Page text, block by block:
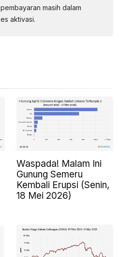
masih dalam
aktivasi.
Waspada! Malam Ini
Gunung Semeru
Kembali Erupsi (Senin,
18 Mei 2026)